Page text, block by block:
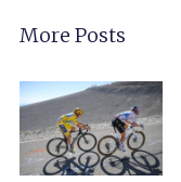
More Posts